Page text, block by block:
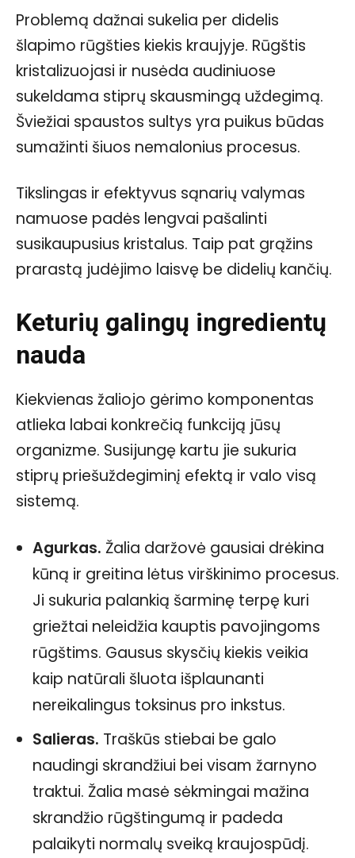
Problemą dažnai sukelia per didelis
šlapimo rūgšties kiekis kraujyje. Rūgštis
kristalizuojasi ir nusėda audiniuose
sukeldama stiprų skausmingą uždegimą.
Šviežiai spaustos sultys yra puikus būdas
sumažinti šiuos nemalonius procesus.
Tikslingas ir efektyvus sąnarių valymas
namuose padės lengvai pašalinti
susikaupusius kristalus. Taip pat grąžins
prarastą judėjimo laisvę be didelių kančių.
Keturių galingų ingredientų
nauda
Kiekvienas žaliojo gėrimo komponentas
atlieka labai konkrečią funkciją jūsų
organizme. Susijungę kartu jie sukuria
stiprų priešuždegiminį efektą ir valo visą
sistemą.
Agurkas. Žalia daržovė gausiai drėkina
kūną ir greitina lėtus virškinimo procesus.
Ji sukuria palankią šarminę terpę kuri
griežtai neleidžia kauptis pavojingoms
rūgštims. Gausus skysčių kiekis veikia
kaip natūrali šluota išplaunanti
nereikalingus toksinus pro inkstus.
Salieras. Traškūs stiebai be galo
naudingi skrandžiui bei visam žarnyno
traktui. Žalia masė sėkmingai mažina
skrandžio rūgštingumą ir padeda
palaikyti normalų sveiką kraujospūdį.